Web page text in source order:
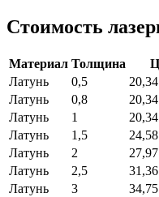
Стоимость
Материал Толщина
Латунь
0,5
Латунь
0,8
Латунь
1
Латунь
1,5
Латунь
2
Латунь
2,5
Латунь
3